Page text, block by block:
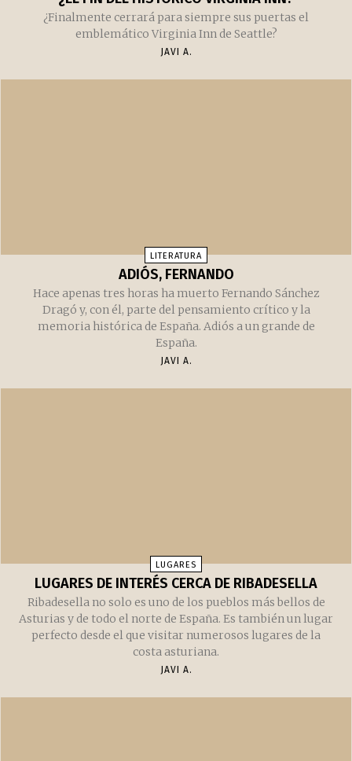
¿Finalmente cerrará para siempre sus puertas el
emblemático Virginia Inn de Seattle?
JAVI A.
LITERATURA
ADIÓS, FERNANDO
Hace apenas tres horas ha muerto Fernando Sánchez
Dragó y, con él, parte del pensamiento crítico y la
memoria histórica de España. Adiós a un grande de
España.
JAVI A.
LUGARES
LUGARES DE INTERÉS CERCA DE RIBADESELLA
Ribadesella no solo es uno de los pueblos más bellos de
Asturias y de todo el norte de España. Es también un lugar
perfecto desde el que visitar numerosos lugares de la
costa asturiana.
JAVI A.